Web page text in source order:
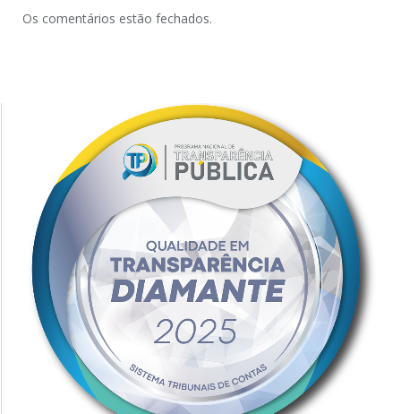
Os comentários estão fechados.